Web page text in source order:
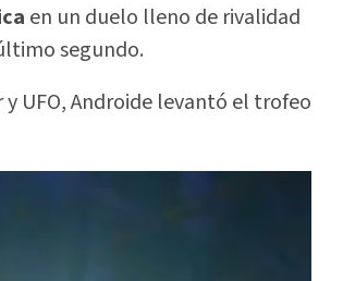
en un duelo lleno de rivalidad
segundo.
UFO, Androide levantó el trofeo